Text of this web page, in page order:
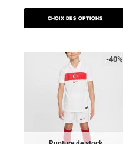
Choix des options
-40%